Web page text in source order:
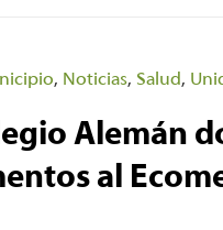
, Noticias, Salud,
Alemán
al